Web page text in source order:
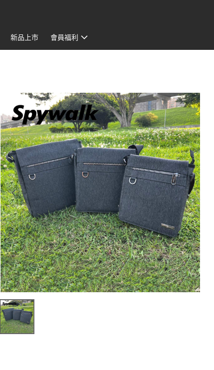
新品上市 會員福利